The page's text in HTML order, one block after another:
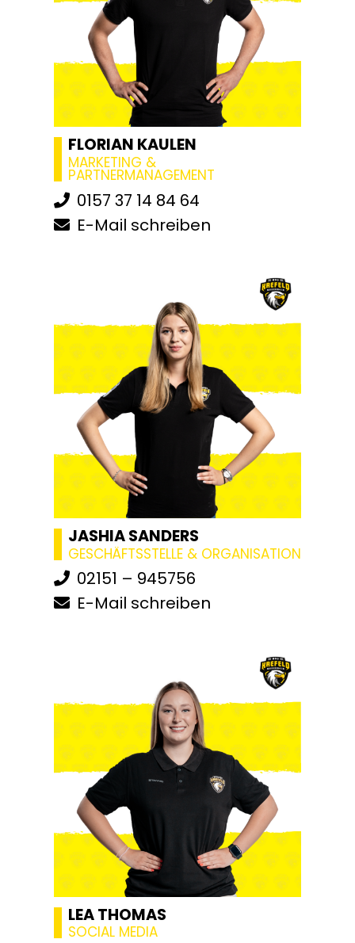
FLORIAN KAULEN
MARKETING &
PARTNERMANAGEMENT
0157 37 14 84 64
E-Mail schreiben
JASHIA SANDERS
GESCHÄFTSSTELLE & ORGANISATION
02151 – 945756
E-Mail schreiben
LEA THOMAS
SOCIAL MEDIA